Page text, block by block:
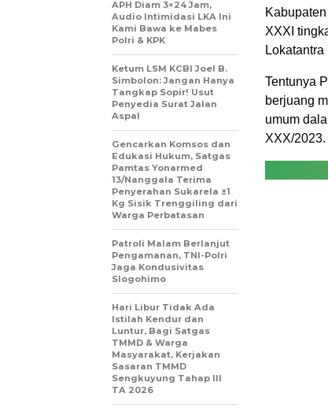
XXXI
Tentunya
berjuang
umum
XXX/2023.
APH Diam 3×24 Jam,
Audio Intimidasi LKA Ini
Kami Bawa ke Mabes
Polri & KPK
Ketum LSM KCBI Joel B.
Simbolon: Jangan Hanya
Tangkap Sopir! Usut
Penyedia Surat Jalan
Aspal
Gencarkan Komsos dan
Edukasi Hukum, Satgas
Pamtas Yonarmed
13/Nanggala Terima
Penyerahan Sukarela ±1
Kg Sisik Trenggiling dari
Warga Perbatasan
Patroli Malam Berlanjut
Pengamanan, TNI-Polri
Jaga Kondusivitas
Slogohimo
Hari Libur Tidak Ada
Istilah Kendur dan
Luntur, Bagi Satgas
TMMD & Warga
Masyarakat, Kerjakan
Sasaran TMMD
Sengkuyung Tahap III
TA 2026